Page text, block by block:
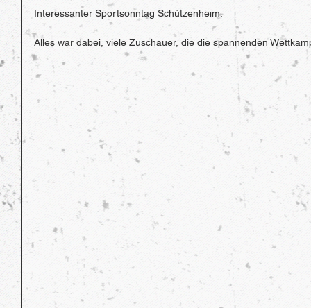
Interessanter Sportsonntag Schützenheim.
Alles war dabei, viele Zuschauer, die die spannenden